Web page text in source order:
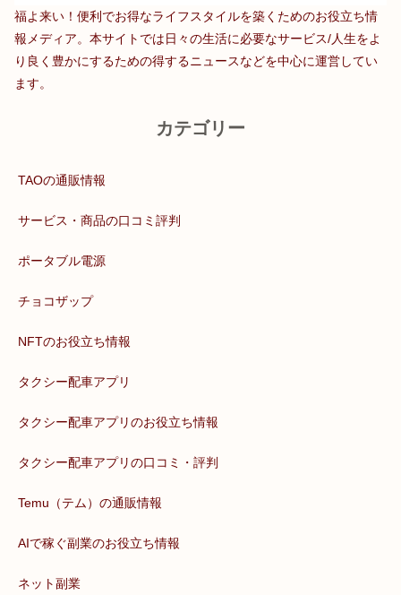
福よ来い！便利でお得なライフスタイルを築くためのお役立ち情
報メディア。本サイトでは日々の生活に必要なサービス/人生をよ
り良く豊かにするための得するニュースなどを中心に運営してい
ます。
カテゴリー
TAOの通販情報
サービス・商品の口コミ評判
ポータブル電源
チョコザップ
NFTのお役立ち情報
タクシー配車アプリ
タクシー配車アプリのお役立ち情報
タクシー配車アプリの口コミ・評判
Temu（テム）の通販情報
AIで稼ぐ副業のお役立ち情報
ネット副業